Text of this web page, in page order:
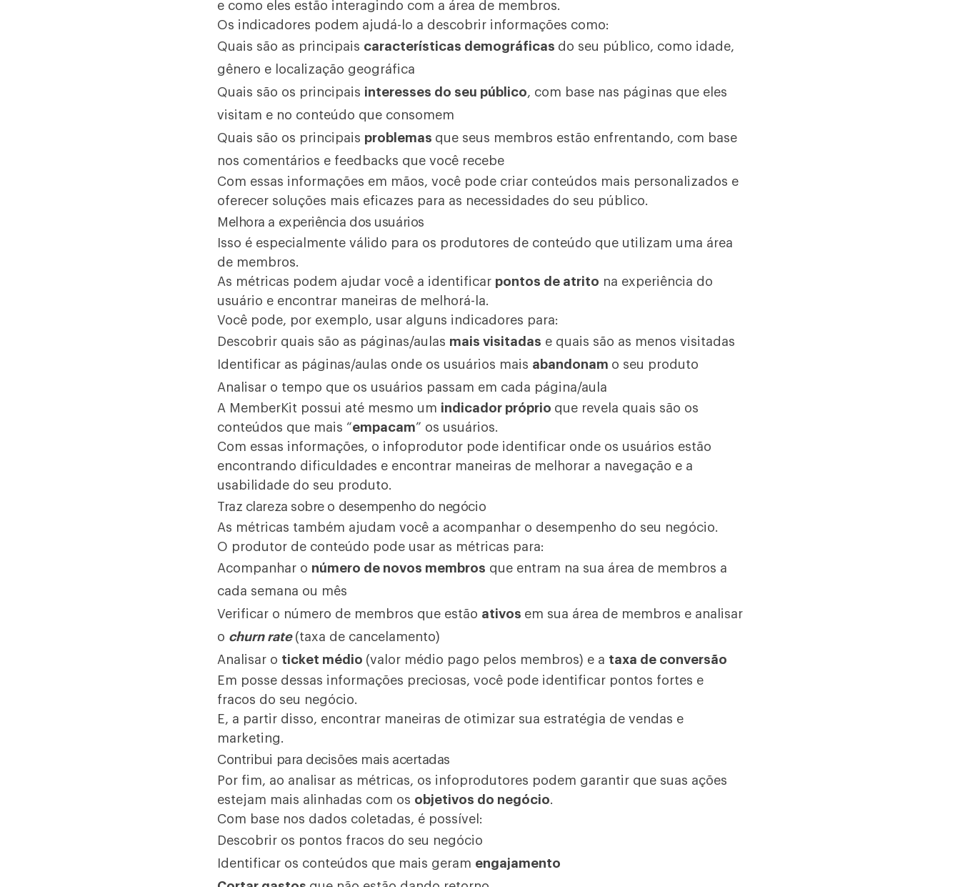
e como eles estão interagindo com a área de membros.
Os indicadores podem ajudá-lo a descobrir informações como:
Quais são as principais características demográficas do seu público, como idade,
gênero e localização geográfica
Quais são os principais interesses do seu público, com base nas páginas que eles
visitam e no conteúdo que consomem
Quais são os principais problemas que seus membros estão enfrentando, com base
nos comentários e feedbacks que você recebe
Com essas informações em mãos, você pode criar conteúdos mais personalizados e
oferecer soluções mais eficazes para as necessidades do seu público.
Melhora a experiência dos usuários
Isso é especialmente válido para os produtores de conteúdo que utilizam uma área
de membros.
As métricas podem ajudar você a identificar pontos de atrito na experiência do
usuário e encontrar maneiras de melhorá-la.
Você pode, por exemplo, usar alguns indicadores para:
Descobrir quais são as páginas/aulas mais visitadas e quais são as menos visitadas
Identificar as páginas/aulas onde os usuários mais abandonam o seu produto
Analisar o tempo que os usuários passam em cada página/aula
A MemberKit possui até mesmo um indicador próprio que revela quais são os
conteúdos que mais “empacam” os usuários.
Com essas informações, o infoprodutor pode identificar onde os usuários estão
encontrando dificuldades e encontrar maneiras de melhorar a navegação e a
usabilidade do seu produto.
Traz clareza sobre o desempenho do negócio
As métricas também ajudam você a acompanhar o desempenho do seu negócio.
O produtor de conteúdo pode usar as métricas para:
Acompanhar o número de novos membros que entram na sua área de membros a
cada semana ou mês
Verificar o número de membros que estão ativos em sua área de membros e analisar
o churn rate (taxa de cancelamento)
Analisar o ticket médio (valor médio pago pelos membros) e a taxa de conversão
Em posse dessas informações preciosas, você pode identificar pontos fortes e
fracos do seu negócio.
E, a partir disso, encontrar maneiras de otimizar sua estratégia de vendas e
marketing.
Contribui para decisões mais acertadas
Por fim, ao analisar as métricas, os infoprodutores podem garantir que suas ações
estejam mais alinhadas com os objetivos do negócio.
Com base nos dados coletadas, é possível:
Descobrir os pontos fracos do seu negócio
Identificar os conteúdos que mais geram engajamento